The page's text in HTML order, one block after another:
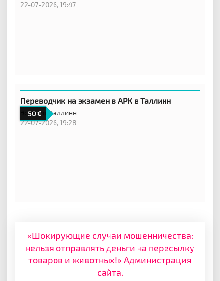
22-07-2026, 19:47
50
Переводчик на экзамен в АРК в Таллинн
Эстония, Таллинн
22-07-2026, 19:28
«Шокирующие случаи мошенничества:
нельзя отправлять деньги на пересылку
товаров и животных!» Администрация
сайта.